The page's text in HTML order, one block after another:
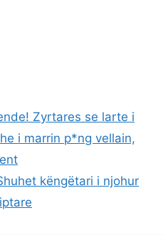
Zyrtares se larte i
i marrin p*ng vellain,
këngëtari i njohur